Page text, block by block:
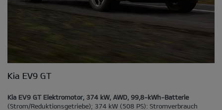
Kia EV9 GT
Kia EV9 GT Elektromotor, 374 kW, AWD, 99,8-kWh-Batterie
(Strom/Reduktionsgetriebe); 374 kW (508 PS): Stromverbrauch